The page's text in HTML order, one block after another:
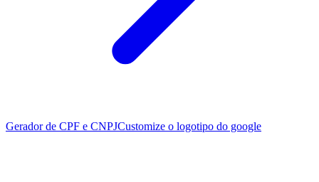
Gerador de CPF e CNPJCustomize o logotipo do google